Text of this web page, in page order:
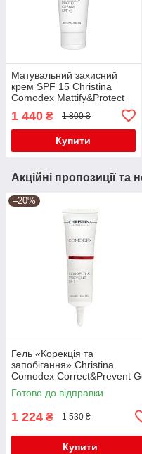
Матувальний захисний
крем SPF 15 Christina
Comodex Mattify&Protect
1 440 ₴ 1 800 ₴
Купити
Акційні пропозиції та
–20%
Гель «Корекція та
запобігання» Christina
Comodex Correct&Prevent
30 мл
Готово до відправки
1 224 ₴ 1 530 ₴
Купити